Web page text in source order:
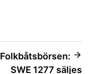
Folkbåtsbörsen:
SWE 1277 säljes